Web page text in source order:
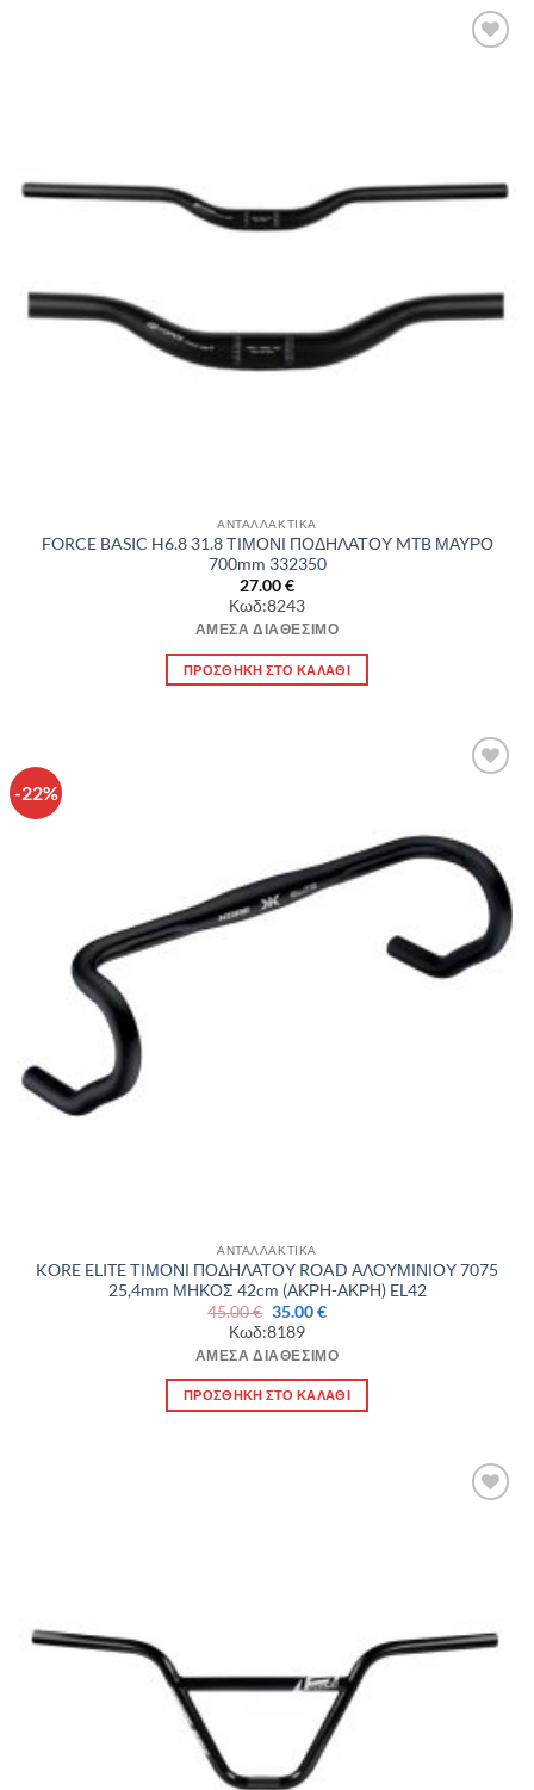
ΑΝΤΑΛΛΑΚΤΙΚΑ
FORCE BASIC H6.8 31.8 ΤΙΜΟΝΙ ΠΟΔΗΛΑΤΟΥ MTB ΜΑΥΡΟ
700mm 332350
27.00€
Κωδ:8243
ΆΜΕΣΑ ΔΙΑΘΈΣΙΜΟ
ΠΡΟΣΘΉΚΗ ΣΤΟ ΚΑΛΆΘΙ
-22%
ΑΝΤΑΛΛΑΚΤΙΚΑ
KORE ELITE ΤΙΜΟΝΙ ΠΟΔΗΛΑΤΟΥ ROAD ΑΛΟΥΜΙΝΙΟΥ 7075
25,4mm ΜΗΚΟΣ 42cm (ΑΚΡΗ-ΑΚΡΗ) EL42
45.00€ Original
price
was:
45.00 €.
35.00€Η
είναι:
Κωδ:8189
ΆΜΕΣΑ ΔΙΑΘΈΣΙΜΟ
ΠΡΟΣΘΉΚΗ ΣΤΟ ΚΑΛΆΘΙ